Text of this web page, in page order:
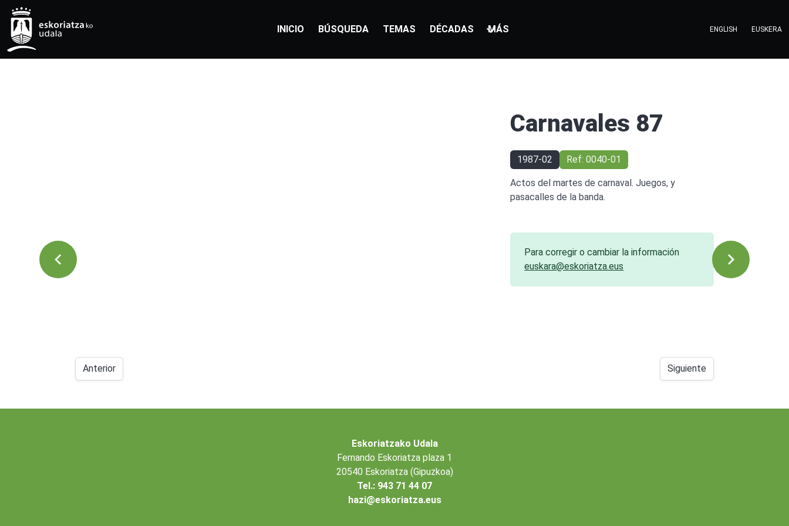
INICIO BÚSQUEDA TEMAS DÉCADAS MÁS ENGLISH EUSKERA
Carnavales 87
1987-02 Ref: 0040-01
Actos del martes de carnaval. Juegos, y
pasacalles de la banda.
Para corregir o cambiar la información
euskara@eskoriatza.eus
Anterior Siguiente
Eskoriatzako Udala
Fernando Eskoriatza plaza 1
20540 Eskoriatza (Gipuzkoa)
Tel.: 943 71 44 07
hazi@eskoriatza.eus